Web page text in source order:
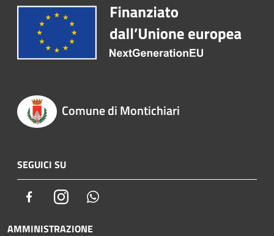
Comune di Montichiari
SEGUICI SU
FacebookInstagram
AMMINISTRAZIONE